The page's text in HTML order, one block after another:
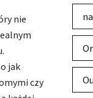
nie
jak
czy